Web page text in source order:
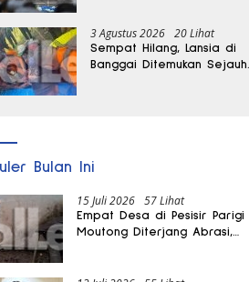
3 Agustus 2026 20 Lihat
Sempat Hilang, Lansia di
Banggai Ditemukan Sejauh
Bulan Ini
15 Juli 2026 57 Lihat
Empat Desa di Pesisir Parigi
Moutong Diterjang Abrasi,